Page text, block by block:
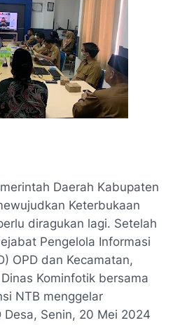
Daerah Kabupaten
Keterbukaan
diragukan lagi. Setelah
Pengelola Informasi
OPD dan Kecamatan,
Kominfotik bersama
NTB menggelar
Desa, Senin, 20 Mei 2024